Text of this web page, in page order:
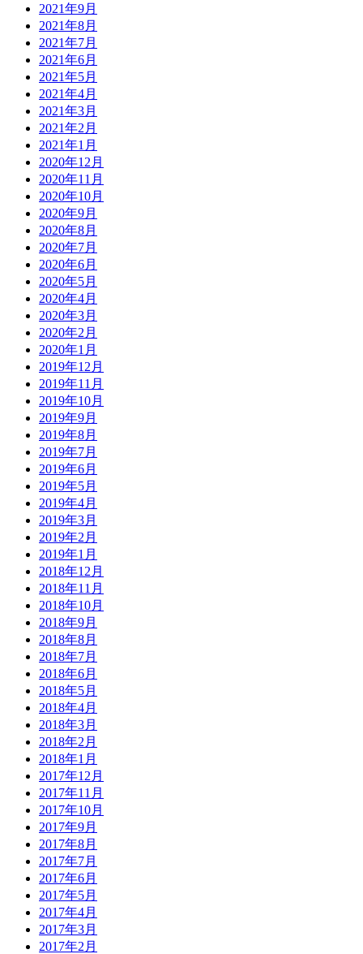
2021年9月
2021年8月
2021年7月
2021年6月
2021年5月
2021年4月
2021年3月
2021年2月
2021年1月
2020年12月
2020年11月
2020年10月
2020年9月
2020年8月
2020年7月
2020年6月
2020年5月
2020年4月
2020年3月
2020年2月
2020年1月
2019年12月
2019年11月
2019年10月
2019年9月
2019年8月
2019年7月
2019年6月
2019年5月
2019年4月
2019年3月
2019年2月
2019年1月
2018年12月
2018年11月
2018年10月
2018年9月
2018年8月
2018年7月
2018年6月
2018年5月
2018年4月
2018年3月
2018年2月
2018年1月
2017年12月
2017年11月
2017年10月
2017年9月
2017年8月
2017年7月
2017年6月
2017年5月
2017年4月
2017年3月
2017年2月